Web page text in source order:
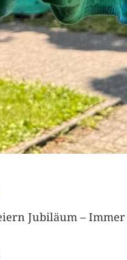
Jubiläum –